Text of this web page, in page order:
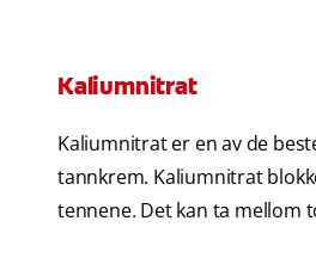
Kaliumnitrat
Kaliumnitrat er en av de
tannkrem. Kaliumnitrat
tennene. Det kan ta mellom